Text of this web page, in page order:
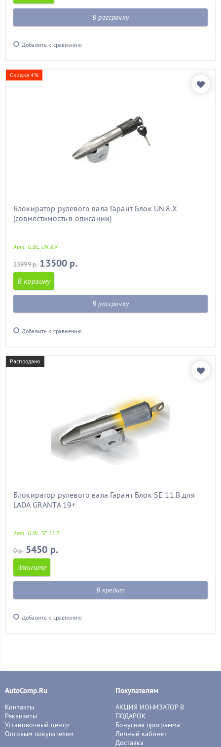
В рассрочку
Добавить к сравнению
Скидка 4%
Блокиратор рулевого вала Гарант Блок UN.8.X
(совместимость в описании)
Арт. G.BL.UN.8.X
13999 р. 13500 р.
В корзину
В рассрочку
Добавить к сравнению
Распродано
Блокиратор рулевого вала Гарант Блок SE 11.B для
LADA GRANTA 19+
Арт. G.BL.SE 11.B
0 р. 5450 р.
Звоните
В кредит
Добавить к сравнению
AutoComp.Ru
Контакты
Реквизиты
Установочный центр
Оптовым покупателям
Покупателям
АКЦИЯ ИОНИЗАТОР В
ПОДАРОК
Бонусная программа
Личный кабинет
Доставка